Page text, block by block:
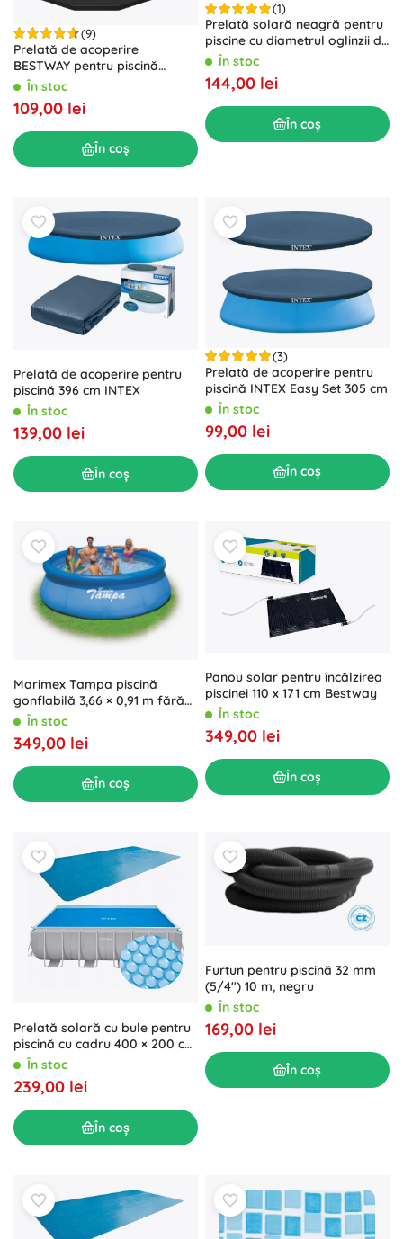
(9)
Prelată de acoperire
BESTWAY pentru piscină
rotundă 366 cm
În stoc
109,00 lei
În coș
(1)
Prelată solară neagră pentru
piscine cu diametrul oglinzii de
apă 3,66 m
În stoc
144,00 lei
În coș
Prelată de acoperire pentru
piscină 396 cm INTEX
În stoc
139,00 lei
În coș
(3)
Prelată de acoperire pentru
piscină INTEX Easy Set 305 cm
În stoc
99,00 lei
În coș
Marimex Tampa piscină
gonflabilă 3,66 × 0,91 m fără
accesorii
În stoc
349,00 lei
În coș
Panou solar pentru încălzirea
piscinei 110 x 171 cm Bestway
În stoc
349,00 lei
În coș
Prelată solară cu bule pentru
piscină cu cadru 400 × 200 cm
IntexÎn stoc
239,00 lei
În coș
Furtun pentru piscină 32 mm
(5/4") 10 m, negru
În stoc
169,00 lei
În coș